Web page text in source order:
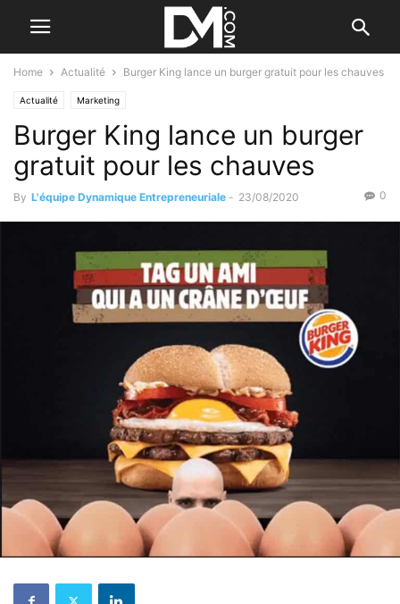
Home Actualité Burger King lance un burger gratuit pour les chauves
Actualité Marketing
Burger King lance un burger
gratuit pour les chauves
By L'équipe Dynamique Entrepreneuriale - 23/08/2020 0